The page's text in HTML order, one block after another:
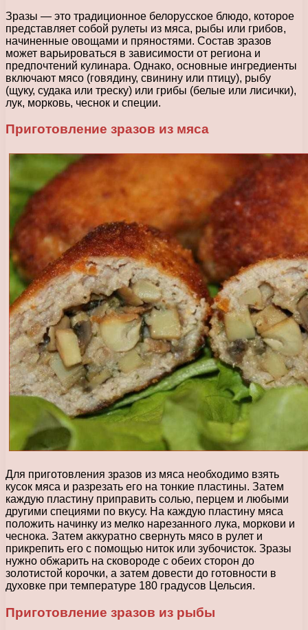
Зразы — это традиционное белорусское блюдо, которое
представляет собой рулеты из мяса, рыбы или грибов,
начиненные овощами и пряностями. Состав зразов
может варьироваться в зависимости от региона и
предпочтений кулинара. Однако, основные ингредиенты
включают мясо (говядину, свинину или птицу), рыбу
(щуку, судака или треску) или грибы (белые или лисички),
лук, морковь, чеснок и специи.
Приготовление зразов из мяса
Для приготовления зразов из мяса необходимо взять
кусок мяса и разрезать его на тонкие пластины. Затем
каждую пластину приправить солью, перцем и любыми
другими специями по вкусу. На каждую пластину мяса
положить начинку из мелко нарезанного лука, моркови и
чеснока. Затем аккуратно свернуть мясо в рулет и
прикрепить его с помощью ниток или зубочисток. Зразы
нужно обжарить на сковороде с обеих сторон до
золотистой корочки, а затем довести до готовности в
духовке при температуре 180 градусов Цельсия.
Приготовление зразов из рыбы